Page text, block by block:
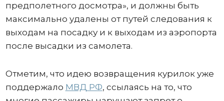
предполетного досмотра», и должны быть
максимально удалены от путей следования к
выходам на посадку и к выходам из аэропорта
после высадки из самолета.
Отметим, что идею возвращения курилок уже
поддержало МВД РФ, ссылаясь на то, что